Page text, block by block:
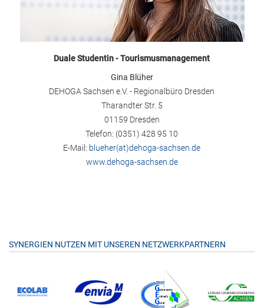
Duale Studentin - Tourismusmanagement
Gina Blüher
DEHOGA Sachsen e.V. - Regionalbüro Dresden
Tharandter Str. 5
01159 Dresden
Telefon: (0351) 428 95 10
E-Mail: blueher(at)dehoga-sachsen.de
www.dehoga-sachsen.de
SYNERGIEN NUTZEN MIT UNSEREN NETZWERKPARTNERN